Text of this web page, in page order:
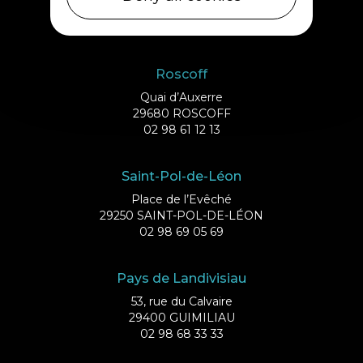
Roscoff
Quai d’Auxerre
29680 ROSCOFF
02 98 61 12 13
Saint-Pol-de-Léon
Place de l’Evêché
29250 SAINT-POL-DE-LÉON
02 98 69 05 69
Pays de Landivisiau
53, rue du Calvaire
29400 GUIMILIAU
02 98 68 33 33